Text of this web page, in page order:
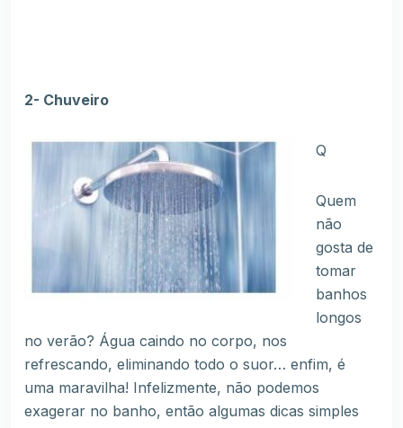
2- Chuveiro
Q
Quem
não
gosta de
tomar
banhos
longos
no verão? Água caindo no corpo, nos
refrescando, eliminando todo o suor… enfim, é
uma maravilha! Infelizmente, não podemos
exagerar no banho, então algumas dicas simples